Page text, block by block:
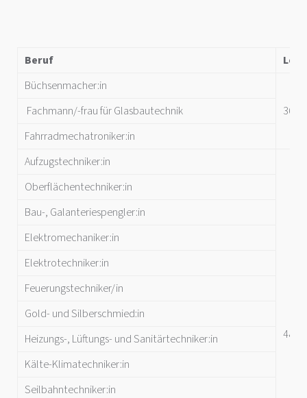
Beruf
Büchsenmacher:in
36
Fachmann/-frau für Glasbautechnik
Fahrradmechatroniker:in
Aufzugstechniker:in
48
Oberflächentechniker:in
Bau-, Galanteriespengler:in
Elektromechaniker:in
Elektrotechniker:in
Feuerungstechniker/in
Gold- und Silberschmied:in
Heizungs-, Lüftungs- und Sanitärtechniker:in
Kälte-Klimatechniker:in
Seilbahntechniker:in